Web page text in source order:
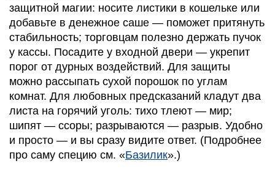
защитной магии: носите листики в кошельке или
добавьте в денежное саше — поможет притянуть
стабильность; торговцам полезно держать пучок
у кассы. Посадите у входной двери — укрепит
порог от дурных воздействий. Для защиты
можно рассыпать сухой порошок по углам
комнат. Для любовных предсказаний кладут два
листа на горячий уголь: тихо тлеют — мир;
шипят — ссоры; разрываются — разрыв. Удобно
и просто — и вы сразу видите ответ. (Подробнее
про саму специю см. «Базилик».)